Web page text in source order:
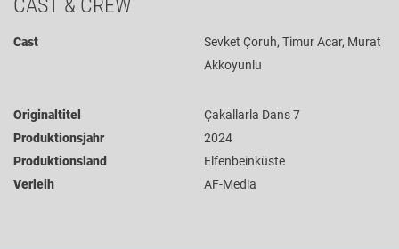
CAST & CREW
Cast
Sevket Çoruh, Timur Acar, Murat
Akkoyunlu
Originaltitel
Çakallarla Dans 7
Produktionsjahr
2024
Produktionsland
Elfenbeinküste
Verleih
AF-Media